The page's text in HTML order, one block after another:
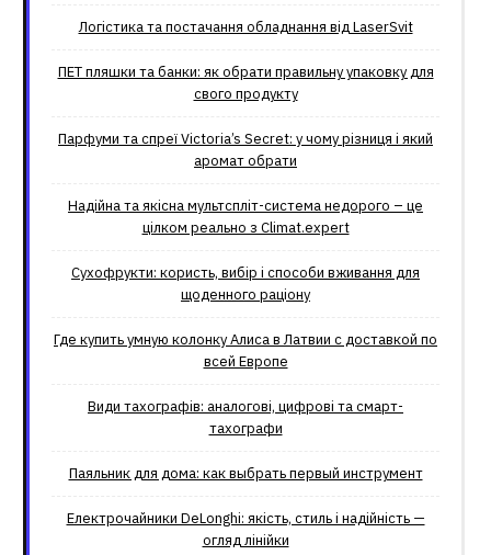
Логістика та постачання обладнання від LaserSvit
ПЕТ пляшки та банки: як обрати правильну упаковку для
свого продукту
Парфуми та спреї Victoria’s Secret: у чому різниця і який
аромат обрати
Надійна та якісна мультспліт-система недорого – це
цілком реально з Climat.еxpert
Сухофрукти: користь, вибір і способи вживання для
щоденного раціону
Где купить умную колонку Алиса в Латвии с доставкой по
всей Европе
Види тахографів: аналогові, цифрові та смарт-
тахографи
Паяльник для дома: как выбрать первый инструмент
Електрочайники DeLonghi: якість, стиль і надійність —
огляд лінійки